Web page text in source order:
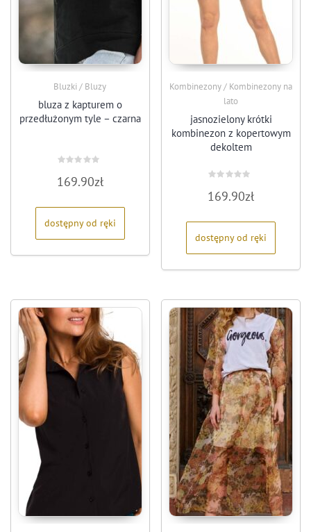
Bluzki / Bluzy
bluza z kapturem o
przedłużonym tyle – czarna
0
na
169.90zł
dostępny od ręki
Kombinezony / Kombinezony na
lato
jasnozielony krótki
kombinezon z kopertowym
dekoltem
0
na
169.90zł
dostępny od ręki